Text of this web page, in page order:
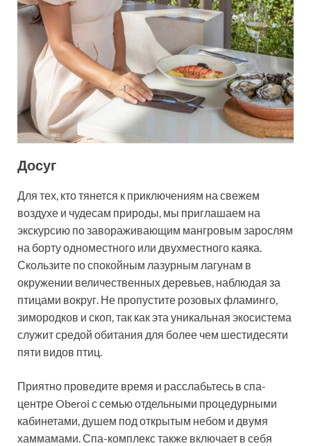
Досуг
Для тех, кто тянется к приключениям на свежем
воздухе и чудесам природы, мы приглашаем на
экскурсию по завораживающим мангровым зарослям
на борту одноместного или двухместного каяка.
Скользите по спокойным лазурным лагунам в
окружении величественных деревьев, наблюдая за
птицами вокруг. Не пропустите розовых фламинго,
зимородков и скоп, так как эта уникальная экосистема
служит средой обитания для более чем шестидесяти
пяти видов птиц.
Приятно проведите время и расслабьтесь в спа-
центре Oberoi с семью отдельными процедурными
кабинетами, душем под открытым небом и двумя
хаммамами. Спа-комплекс также включает в себя